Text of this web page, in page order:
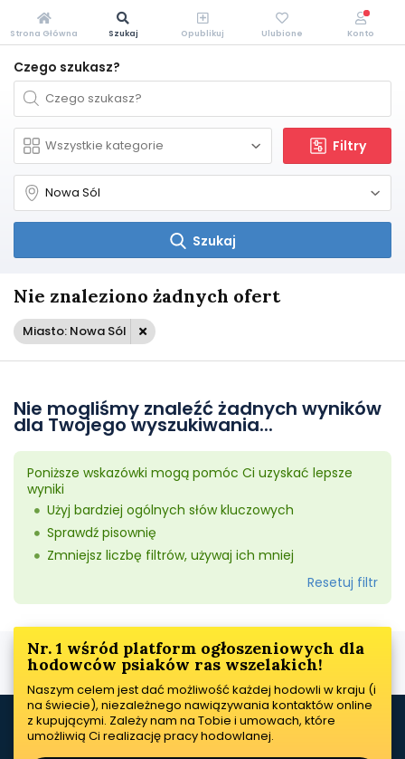
Czego szukasz?
Filtry
Szukaj
Nie znaleziono żadnych ofert
Miasto: Nowa Sól
Nie mogliśmy znaleźć żadnych wyników
dla Twojego wyszukiwania...
Poniższe wskazówki mogą pomóc Ci uzyskać lepsze
wyniki
Użyj bardziej ogólnych słów kluczowych
Sprawdź pisownię
Zmniejsz liczbę filtrów, używaj ich mniej
Resetuj filtr
Nr. 1 wśród platform ogłoszeniowych dla
hodowców psiaków ras wszelakich!
Naszym celem jest dać możliwość każdej hodowli w kraju (i
na świecie), niezależnego nawiązywania kontaktów online
z kupującymi. Zależy nam na Tobie i umowach, które
umożliwią Ci realizację pracy hodowlanej.
Strona Główna Szukaj Opublikuj Ulubione Konto